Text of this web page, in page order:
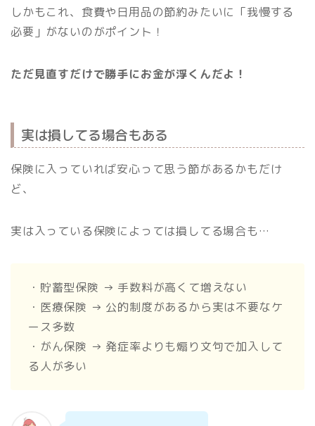
しかもこれ、食費や日用品の節約みたいに「我慢する
必要」がないのがポイント！
ただ見直すだけで勝手にお金が浮くんだよ！
実は損してる場合もある
保険に入っていれば安心って思う節があるかもだけ
ど、
実は入っている保険によっては損してる場合も…
・貯蓄型保険 → 手数料が高くて増えない
・医療保険 → 公的制度があるから実は不要なケ
ース多数
・がん保険 → 発症率よりも煽り文句で加入して
る人が多い